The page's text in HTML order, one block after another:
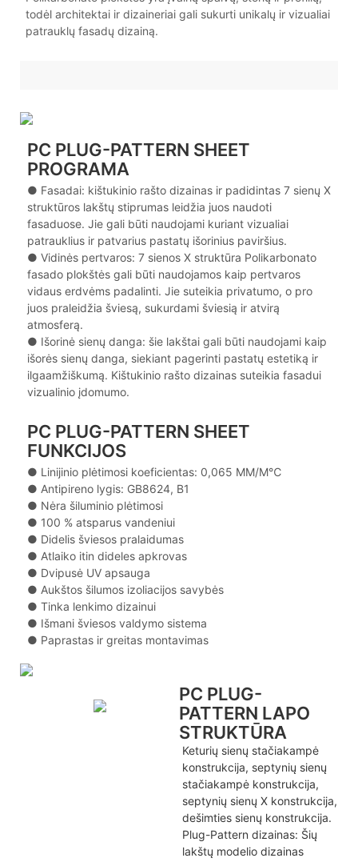
todėl architektai ir dizaineriai gali sukurti unikalų ir vizualiai
patrauklų fasadų dizainą.
PC PLUG-PATTERN SHEET
PROGRAMA
● Fasadai: kištukinio rašto dizainas ir padidintas 7 sienų X
struktūros lakštų stiprumas leidžia juos naudoti
fasaduose. Jie gali būti naudojami kuriant vizualiai
patrauklius ir patvarius pastatų išorinius paviršius.
● Vidinės pertvaros: 7 sienos X struktūra Polikarbonato
fasado plokštės gali būti naudojamos kaip pertvaros
vidaus erdvėms padalinti. Jie suteikia privatumo, o pro
juos praleidžia šviesą, sukurdami šviesią ir atvirą
atmosferą.
● Išorinė sienų danga: šie lakštai gali būti naudojami kaip
išorės sienų danga, siekiant pagerinti pastatų estetiką ir
ilgaamžiškumą. Kištukinio rašto dizainas suteikia fasadui
vizualinio įdomumo.
PC PLUG-PATTERN SHEET
FUNKCIJOS
● Linijinio plėtimosi koeficientas: 0,065 MM/M℃
● Antipireno lygis: GB8624, B1
● Nėra šiluminio plėtimosi
● 100 % atsparus vandeniui
● Didelis šviesos pralaidumas
● Atlaiko itin dideles apkrovas
● Dvipusė UV apsauga
● Aukštos šilumos izoliacijos savybės
● Tinka lenkimo dizainui
● Išmani šviesos valdymo sistema
● Paprastas ir greitas montavimas
PC PLUG-
PATTERN LAPO
STRUKTŪRA
Keturių sienų stačiakampė
konstrukcija, septynių sienų
stačiakampė konstrukcija,
septynių sienų X konstrukcija,
dešimties sienų konstrukcija.
Plug-Pattern dizainas: Šių
lakštų modelio dizainas